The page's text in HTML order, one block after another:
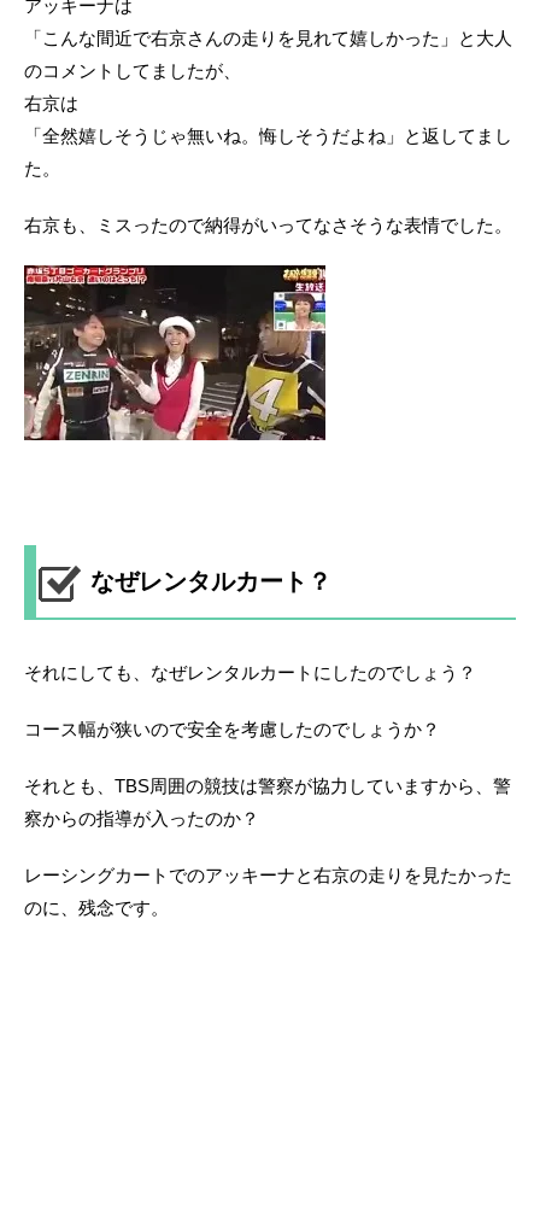
アッキーナは
「こんな間近で右京さんの走りを見れて嬉しかった」と大人
のコメントしてましたが、
右京は
「全然嬉しそうじゃ無いね。悔しそうだよね」と返してまし
た。
右京も、ミスったので納得がいってなさそうな表情でした。
なぜレンタルカート？
それにしても、なぜレンタルカートにしたのでしょう？
コース幅が狭いので安全を考慮したのでしょうか？
それとも、TBS周囲の競技は警察が協力していますから、警
察からの指導が入ったのか？
レーシングカートでのアッキーナと右京の走りを見たかった
のに、残念です。